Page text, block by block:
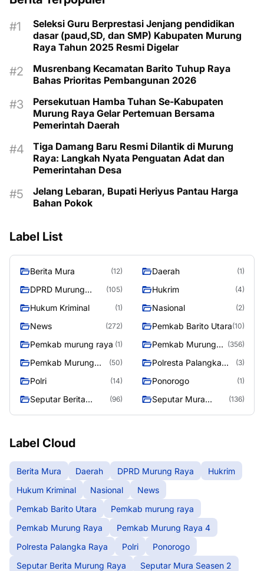
Seleksi Guru Berprestasi Jenjang pendidikan
dasar (paud,SD, dan SMP) Kabupaten Murung
Raya Tahun 2025 Resmi Digelar
Musrenbang Kecamatan Barito Tuhup Raya
Bahas Prioritas Pembangunan 2026
Persekutuan Hamba Tuhan Se-Kabupaten
Murung Raya Gelar Pertemuan Bersama
Pemerintah Daerah
Tiga Damang Baru Resmi Dilantik di Murung
Raya: Langkah Nyata Penguatan Adat dan
Pemerintahan Desa
Jelang Lebaran, Bupati Heriyus Pantau Harga
Bahan Pokok
Label List
Berita Mura (12) Daerah (1)
DPRD Murung
(105) Hukrim (4)
Hukum Kriminal (1) Nasional (2)
News (272) Pemkab Barito Utara(10)
Pemkab murung raya (1)
Pemkab Murung
(356)
Pemkab Murung
(50)
Polresta Palangka
(3)
Polri (14) Ponorogo (1)
Seputar Berita
(96)
Seputar Mura
(136)
Label Cloud
Berita Mura Daerah DPRD Murung Raya
Hukrim
Hukum Kriminal
Nasional
News
Pemkab Barito Utara
Pemkab murung raya
Pemkab Murung Raya
Pemkab Murung Raya 4
Polresta Palangka Raya
Polri
Ponorogo
Seputar Berita Murung Raya
Seputar Mura Seasen 2